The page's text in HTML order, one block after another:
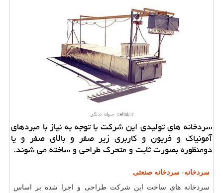
سردخانه های تولیدی این شركت با توجه به نیاز با مبردهای
آمونیاك و فریون و كاربری زیر صفر و بالای صفر و یا
دومنظوره بصورت ثابت و متحرك طراحی و ساخته می شوند.
سردخانه- سردخانه صنعتی
سردخانه های ساخت این شرکت طراحی و اجرا شده بر اساس